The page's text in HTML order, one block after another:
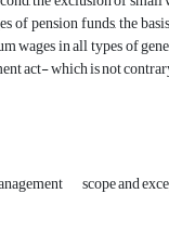
of pension funds, the
wages in all types of
act- which is not
scope and